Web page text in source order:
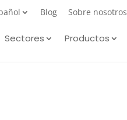
Blog Sobre nosotros
Sectores Productos